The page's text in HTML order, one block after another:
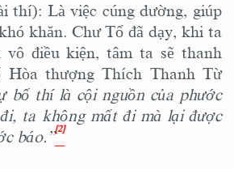
thí): Là việc cúng dường, giúp
khăn. Chư Tổ đã dạy, khi ta
vô điều kiện, tâm ta sẽ thanh
Hòa thượng Thích Thanh Từ
bố thí là cội nguồn của phước
ta không mất đi mà lại được
báo.”[2]